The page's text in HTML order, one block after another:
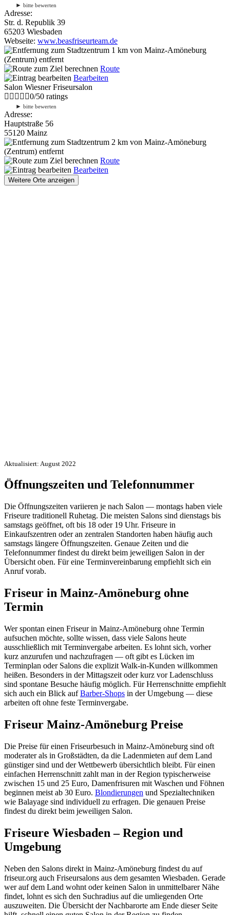
► bitte bewerten
Adresse:
Str. d. Republik 39
65203 Wiesbaden
Webseite: www.beasfriseurteam.de
1 km von Mainz-Amöneburg
(Zentrum) entfernt
Route
Bearbeiten
Salon Wiesner Friseursalon
0/50 ratings
► bitte bewerten
Adresse:
Hauptstraße 56
55120 Mainz
2 km von Mainz-Amöneburg
(Zentrum) entfernt
Route
Bearbeiten
Weitere Orte anzeigen
Aktualisiert: August 2022
Öffnungszeiten und Telefonnummer
Die Öffnungszeiten variieren je nach Salon — montags haben viele
Friseure traditionell Ruhetag. Die meisten Salons sind dienstags bis
samstags geöffnet, oft bis 18 oder 19 Uhr. Friseure in
Einkaufszentren oder an zentralen Standorten haben häufig auch
samstags längere Öffnungszeiten. Genaue Zeiten und die
Telefonnummer findest du direkt beim jeweiligen Salon in der
Übersicht oben. Für eine Terminvereinbarung empfiehlt sich ein
Anruf vorab.
Friseur in Mainz-Amöneburg ohne
Termin
Wer spontan einen Friseur in Mainz-Amöneburg ohne Termin
aufsuchen möchte, sollte wissen, dass viele Salons heute
ausschließlich mit Terminvergabe arbeiten. Es lohnt sich, vorher
kurz anzurufen und nachzufragen — oft gibt es Lücken im
Terminplan oder Salons die explizit Walk-in-Kunden willkommen
heißen. Besonders in der Mittagszeit oder kurz vor Ladenschluss
sind spontane Besuche häufig möglich. Für Herrenschnitte empfiehlt
sich auch ein Blick aufBarber-Shops in der Umgebung — diese
arbeiten oft ohne feste Terminvergabe.
Friseur Mainz-Amöneburg Preise
Die Preise für einen Friseurbesuch in Mainz-Amöneburg sind oft
moderater als in Großstädten, da die Ladenmieten auf dem Land
günstiger sind und der Wettbewerb übersichtlich bleibt. Für einen
einfachen Herrenschnitt zahlt man in der Region typischerweise
zwischen 15 und 25 Euro, Damenfrisuren mit Waschen und Föhnen
beginnen meist ab 30 Euro. Blondierungen und Spezialtechniken
wie Balayage sind individuell zu erfragen. Die genauen Preise
findest du direkt beim jeweiligen Salon.
Friseure Wiesbaden – Region und
Umgebung
Neben den Salons direkt in Mainz-Amöneburg findest du auf
friseur.org auch Friseursalons aus dem gesamten Wiesbaden. Gerade
wer auf dem Land wohnt oder keinen Salon in unmittelbarer Nähe
findet, lohnt es sich den Suchradius auf die umliegenden Orte
auszuweiten. Die Übersicht der Nachbarorte am Ende dieser Seite